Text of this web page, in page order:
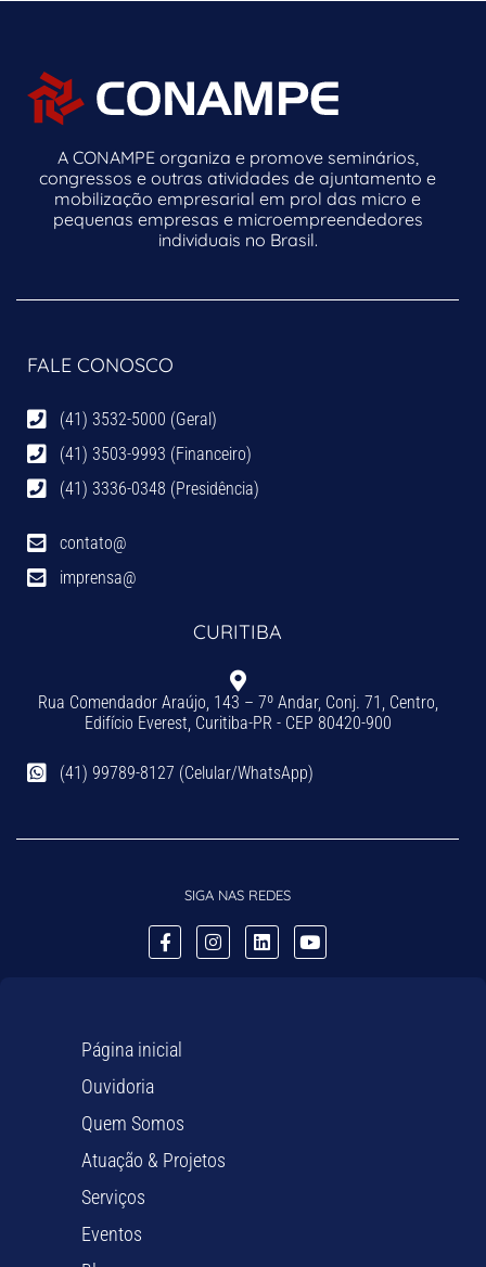
A CONAMPE organiza e promove seminários,
congressos e outras atividades de ajuntamento e
mobilização empresarial em prol das micro e
pequenas empresas e microempreendedores
individuais no Brasil.
FALE CONOSCO
(41) 3532-5000 (Geral)
(41) 3503-9993 (Financeiro)
(41) 3336-0348 (Presidência)
contato@
imprensa@
CURITIBA
Rua Comendador Araújo, 143 – 7º Andar, Conj. 71, Centro,
Edifício Everest, Curitiba-PR - CEP 80420-900
(41) 99789-8127 (Celular/WhatsApp)
SIGA NAS REDES
Página inicial
Ouvidoria
Quem Somos
Atuação & Projetos
Serviços
Eventos